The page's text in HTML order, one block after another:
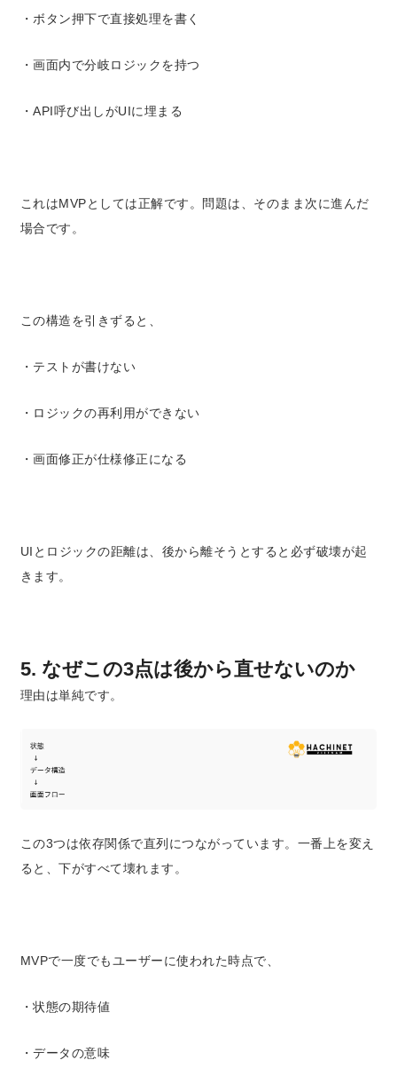
・ボタン押下で直接処理を書く
・画面内で分岐ロジックを持つ
・API呼び出しがUIに埋まる
これはMVPとしては正解です。 問題は、そのまま次に進んだ
場合です。
この構造を引きずると、
・テストが書けない
・ロジックの再利用ができない
・画面修正が仕様修正になる
UIとロジックの距離は、 後から離そうとすると必ず破壊が起
きます。
5. なぜこの3点は後から直せないのか
理由は単純です。
この3つは依存関係で直列につながっています。 一番上を変え
ると、下がすべて壊れます。
MVPで一度でもユーザーに使われた時点で、
・状態の期待値
・データの意味